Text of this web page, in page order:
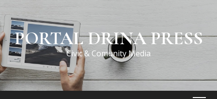
Skip
to
contentPORTAL DRINA PRESS
Civic & Comunity Media